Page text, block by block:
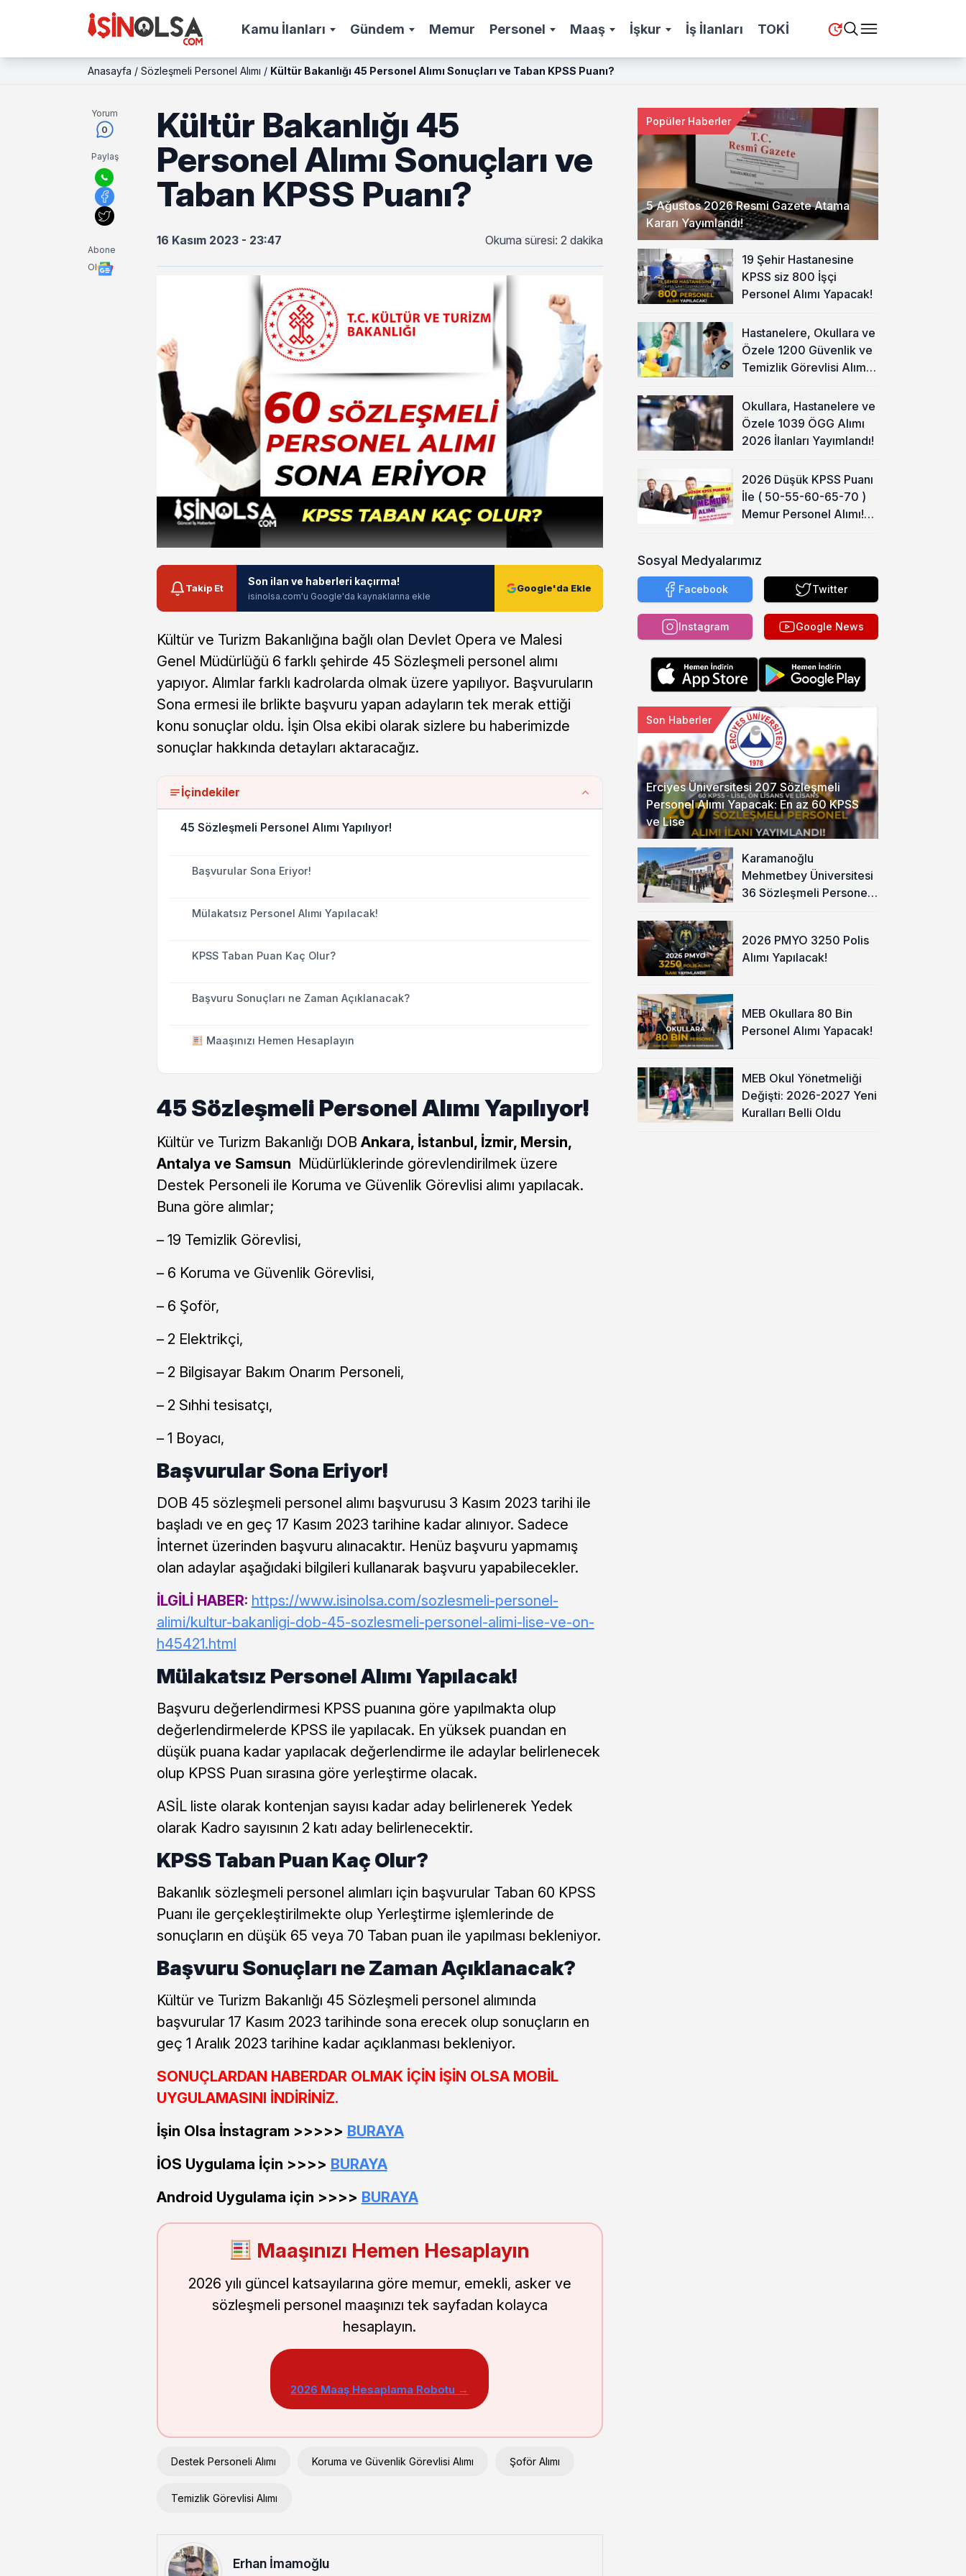
Kamu İlanları Gündem Memur Personel Maaş İşkur İş İlanları TOKİ
Anasayfa / Sözleşmeli Personel Alımı / Kültür Bakanlığı 45 Personel Alımı Sonuçları ve Taban KPSS Puanı?
Yorum
0
Paylaş
Abone
Ol
Kültür Bakanlığı 45
Personel Alımı Sonuçları ve
Taban KPSS Puanı?
16 Kasım 2023 - 23:47 Okuma süresi: 2 dakika
Takip Et
Son ilan ve haberleri kaçırma!
isinolsa.com'u Google'da kaynaklarına ekle
Google'da Ekle
Kültür ve Turizm Bakanlığına bağlı olan Devlet Opera ve Malesi
Genel Müdürlüğü 6 farklı şehirde 45 Sözleşmeli personel alımı
yapıyor. Alımlar farklı kadrolarda olmak üzere yapılıyor. Başvuruların
Sona ermesi ile brlikte başvuru yapan adayların tek merak ettiği
konu sonuçlar oldu. İşin Olsa ekibi olarak sizlere bu haberimizde
sonuçlar hakkında detayları aktaracağız.
İçindekiler
45 Sözleşmeli Personel Alımı Yapılıyor!
Başvurular Sona Eriyor!
Mülakatsız Personel Alımı Yapılacak!
KPSS Taban Puan Kaç Olur?
Başvuru Sonuçları ne Zaman Açıklanacak?
Maaşınızı Hemen Hesaplayın
45 Sözleşmeli Personel Alımı Yapılıyor!
Kültür ve Turizm Bakanlığı DOB Ankara, İstanbul, İzmir, Mersin,
Antalya ve Samsun Müdürlüklerinde görevlendirilmek üzere
Destek Personeli ile Koruma ve Güvenlik Görevlisi alımı yapılacak.
Buna göre alımlar;
– 19 Temizlik Görevlisi,
– 6 Koruma ve Güvenlik Görevlisi,
– 6 Şoför,
– 2 Elektrikçi,
– 2 Bilgisayar Bakım Onarım Personeli,
– 2 Sıhhi tesisatçı,
– 1 Boyacı,
Başvurular Sona Eriyor!
DOB 45 sözleşmeli personel alımı başvurusu 3 Kasım 2023 tarihi ile
başladı ve en geç 17 Kasım 2023 tarihine kadar alınıyor. Sadece
İnternet üzerinden başvuru alınacaktır. Henüz başvuru yapmamış
olan adaylar aşağıdaki bilgileri kullanarak başvuru yapabilecekler.
İLGİLİ HABER: https://www.isinolsa.com/sozlesmeli-personel-
alimi/kultur-bakanligi-dob-45-sozlesmeli-personel-alimi-lise-ve-on-
h45421.html
Mülakatsız Personel Alımı Yapılacak!
Başvuru değerlendirmesi KPSS puanına göre yapılmakta olup
değerlendirmelerde KPSS ile yapılacak. En yüksek puandan en
düşük puana kadar yapılacak değerlendirme ile adaylar belirlenecek
olup KPSS Puan sırasına göre yerleştirme olacak.
ASİL liste olarak kontenjan sayısı kadar aday belirlenerek Yedek
olarak Kadro sayısının 2 katı aday belirlenecektir.
KPSS Taban Puan Kaç Olur?
Bakanlık sözleşmeli personel alımları için başvurular Taban 60 KPSS
Puanı ile gerçekleştirilmekte olup Yerleştirme işlemlerinde de
sonuçların en düşük 65 veya 70 Taban puan ile yapılması bekleniyor.
Başvuru Sonuçları ne Zaman Açıklanacak?
Kültür ve Turizm Bakanlığı 45 Sözleşmeli personel alımında
başvurular 17 Kasım 2023 tarihinde sona erecek olup sonuçların en
geç 1 Aralık 2023 tarihine kadar açıklanması bekleniyor.
SONUÇLARDAN HABERDAR OLMAK İÇİN İŞİN OLSA MOBİL
UYGULAMASINI İNDİRİNİZ.
İşin Olsa İnstagram >>>>> BURAYA
İOS Uygulama İçin >>>> BURAYA
Android Uygulama için >>>> BURAYA
Maaşınızı Hemen Hesaplayın
2026 yılı güncel katsayılarına göre memur, emekli, asker ve
sözleşmeli personel maaşınızı tek sayfadan kolayca
hesaplayın.
2026 Maaş Hesaplama Robotu →
Destek Personeli Alımı Koruma ve Güvenlik Görevlisi Alımı Şoför Alımı
Temizlik Görevlisi Alımı
Erhan İmamoğlu
5 Ağustos 2026 Resmi Gazete Atama
Kararı Yayımlandı!
Popüler Haberler
19 Şehir Hastanesine
KPSS siz 800 İşçi
Personel Alımı Yapacak!
Hastanelere, Okullara ve
Özele 1200 Güvenlik ve
Temizlik Görevlisi Alımı
Okullara, Hastanelere ve
Özele 1039 ÖGG Alımı
2026 İlanları Yayımlandı!
2026 Düşük KPSS Puanı
İle ( 50-55-60-65-70 )
Memur Personel Alımı!
Sosyal Medyalarımız
Facebook Twitter
Instagram Google News
Erciyes Üniversitesi 207 Sözleşmeli
Personel Alımı Yapacak: En az 60 KPSS
ve Lise
Son Haberler
Karamanoğlu
Mehmetbey Üniversitesi
36 Sözleşmeli Personel
2026 PMYO 3250 Polis
Alımı Yapılacak!
MEB Okullara 80 Bin
Personel Alımı Yapacak!
MEB Okul Yönetmeliği
Değişti: 2026-2027 Yeni
Kuralları Belli Oldu